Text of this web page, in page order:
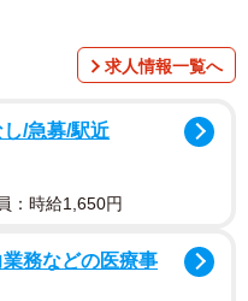
求人情報一覧へ
/急募/駅近
：時給1,650円
務などの医療事